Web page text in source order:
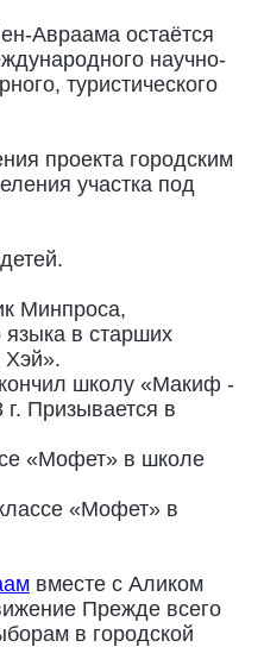
Авраама остаётся
научно-
туристического
проекта городским
участка под
Минпроса,
языка в старших
школу «Макиф -
Призывается в
«Мофет» в школе
«Мофет» в
вместе с Аликом
Прежде всего
в городской